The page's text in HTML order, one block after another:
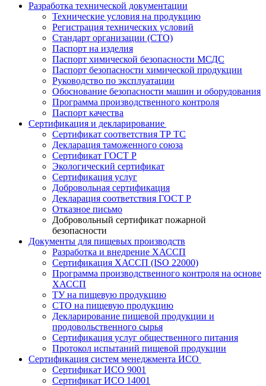
Разработка технической документации
Технические условия на продукцию
Регистрация технических условий
Стандарт организации (СТО)
Паспорт на изделия
Паспорт химической безопасности МСДС
Паспорт безопасности химической продукции
Руководство по эксплуатации
Обоснование безопасности машин и оборудования
Программа производственного контроля
Паспорт качества
Сертификация и декларирование
Сертификат соответствия ТР ТС
Декларация таможенного союза
Сертификат ГОСТ Р
Экологический сертификат
Сертификация услуг
Добровольная сертификация
Декларация соответствия ГОСТ Р
Отказное письмо
Добровольный сертификат пожарной
безопасности
Документы для пищевых производств
Разработка и внедрение ХАССП
Сертификация ХАССП (ISO 22000)
Программа производственного контроля на основе
ХАССП
ТУ на пищевую продукцию
СТО на пищевую продукцию
Декларирование пищевой продукции и
продовольственного сырья
Сертификация услуг общественного питания
Протокол испытаний пищевой продукции
Сертификация систем менеджмента ИСО
Сертификат ИСО 9001
Сертификат ИСО 14001